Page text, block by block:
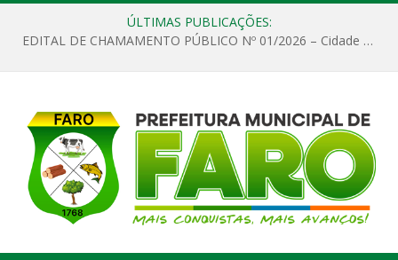
ÚLTIMAS PUBLICAÇÕES:
EDITAL DE CHAMAMENTO PÚBLICO Nº 01/2026 – Cidade de Faro